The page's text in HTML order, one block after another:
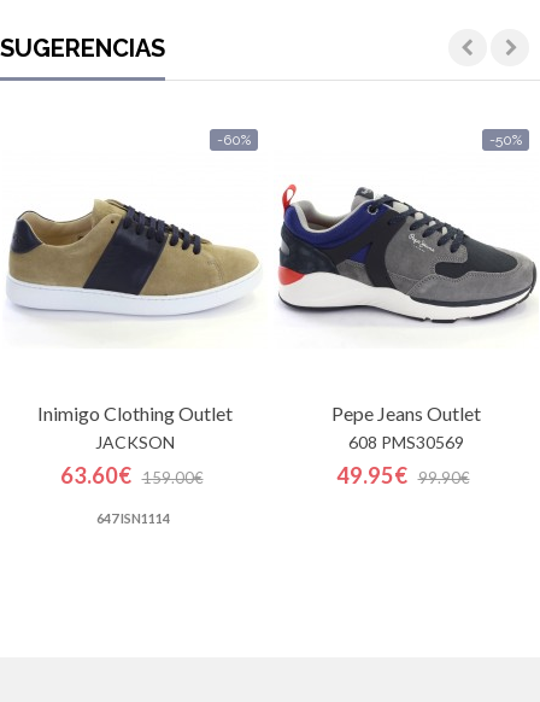
SUGERENCIAS
-60%
Inimigo ClothingOutlet
JACKSON
63.60€ 159.00€
647 ISN1114
-50%
Pepe Jeans Outlet
608 PMS30569
49.95€ 99.90€